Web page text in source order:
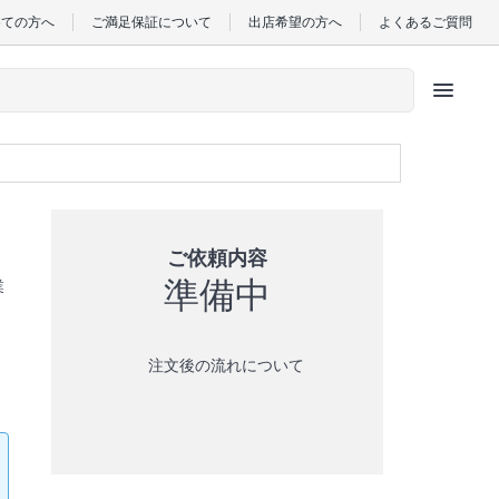
の方へ ご満足保証について 出店希望の方へ よくあるご質問
menu
ご依頼内容
準備中
注文後の流れについて